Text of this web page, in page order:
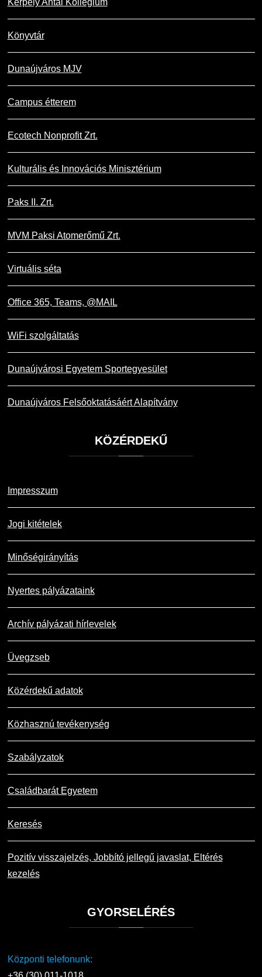
Kerpely Antal Kollégium
Könyvtár
Dunaújváros MJV
Campus étterem
Ecotech Nonprofit Zrt.
Kulturális és Innovációs Minisztérium
Paks II. Zrt.
MVM Paksi Atomerőmű Zrt.
Virtuális séta
Office 365, Teams, @MAIL
WiFi szolgáltatás
Dunaújvárosi Egyetem Sportegyesület
Dunaújváros Felsőoktatásáért Alapítvány
KÖZÉRDEKŰ
Impresszum
Jogi kitételek
Minőségirányítás
Nyertes pályázataink
Archív pályázati hírlevelek
Üvegzseb
Közérdekű adatok
Közhasznú tevékenység
Szabályzatok
Családbarát Egyetem
Keresés
Pozitív visszajelzés, Jobbító jellegű javaslat, Eltérés
kezelés
GYORSELÉRÉS
Központi telefonunk: